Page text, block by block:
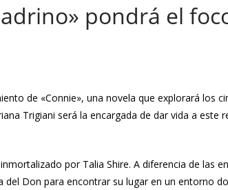
pondrá el
de «Connie», una novela que explorará los
Trigiani será la encargada de dar vida a este
por Talia Shire. A diferencia de las
Don para encontrar su lugar en un entorno